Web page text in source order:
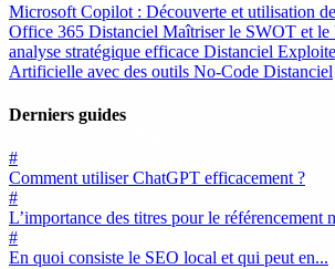
Microsoft Copilot : Découverte et utilisation
Office 365 Distanciel Maîtriser le SWOT et le
analyse stratégique efficace Distanciel
Artificielle avec des outils No-Code Distanciel
Derniers guides
#
Comment utiliser ChatGPT efficacement ?
#
L’importance des titres pour le référencement
#
En quoi consiste le SEO local et qui peut en...